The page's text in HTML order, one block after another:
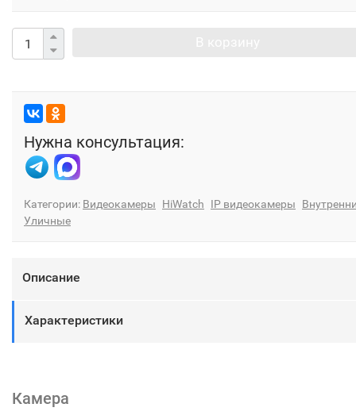
Нужна консультация:
Категории: Видеокамеры HiWatch IP видеокамеры
Уличные
Описание
Характеристики
Камера